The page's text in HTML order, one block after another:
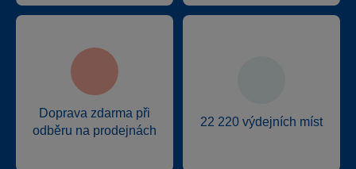
Doprava zdarma při
odběru na prodejnách
22 220 výdejních míst